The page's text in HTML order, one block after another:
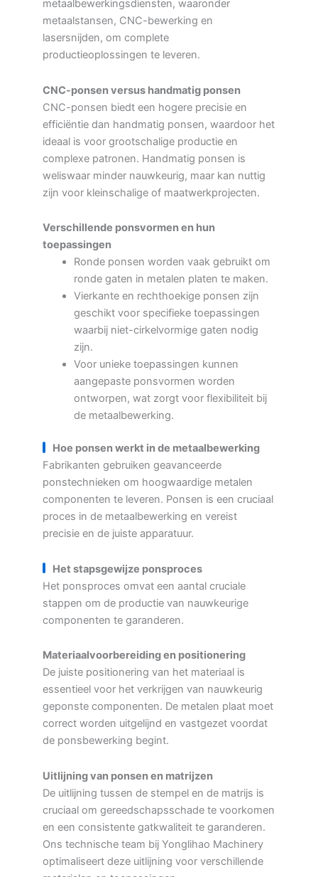
metaalbewerkingsdiensten, waaronder
metaalstansen, CNC-bewerking en
lasersnijden, om complete
productieoplossingen te leveren.
CNC-ponsen versus handmatig ponsen
CNC-ponsen biedt een hogere precisie en
efficiëntie dan handmatig ponsen, waardoor het
ideaal is voor grootschalige productie en
complexe patronen. Handmatig ponsen is
weliswaar minder nauwkeurig, maar kan nuttig
zijn voor kleinschalige of maatwerkprojecten.
Verschillende ponsvormen en hun
toepassingen
Ronde ponsen worden vaak gebruikt om
ronde gaten in metalen platen te maken.
Vierkante en rechthoekige ponsen zijn
geschikt voor specifieke toepassingen
waarbij niet-cirkelvormige gaten nodig
zijn.
Voor unieke toepassingen kunnen
aangepaste ponsvormen worden
ontworpen, wat zorgt voor flexibiliteit bij
de metaalbewerking.
Hoe ponsen werkt in de metaalbewerking
Fabrikanten gebruiken geavanceerde
ponstechnieken om hoogwaardige metalen
componenten te leveren. Ponsen is een cruciaal
proces in de metaalbewerking en vereist
precisie en de juiste apparatuur.
Het stapsgewijze ponsproces
Het ponsproces omvat een aantal cruciale
stappen om de productie van nauwkeurige
componenten te garanderen.
Materiaalvoorbereiding en positionering
De juiste positionering van het materiaal is
essentieel voor het verkrijgen van nauwkeurig
geponste componenten. De metalen plaat moet
correct worden uitgelijnd en vastgezet voordat
de ponsbewerking begint.
Uitlijning van ponsen en matrijzen
De uitlijning tussen de stempel en de matrijs is
cruciaal om gereedschapsschade te voorkomen
en een consistente gatkwaliteit te garanderen.
Ons technische team bij Yonglihao Machinery
optimaliseert deze uitlijning voor verschillende